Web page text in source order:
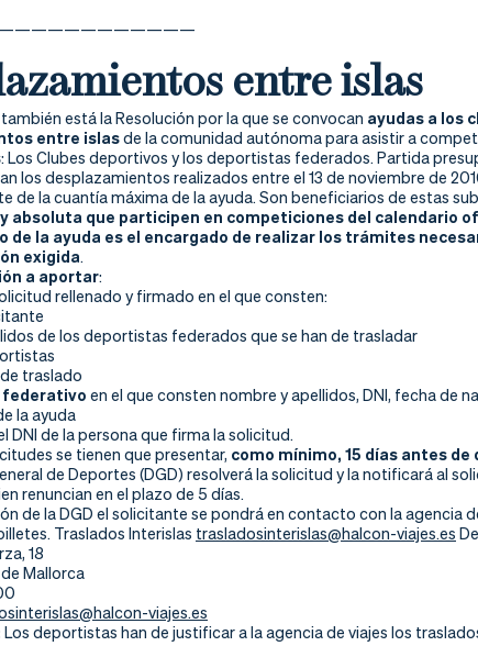
entre islas
está la Resolución por la que se convocan ayudas a los
entre islasde la comunidad autónoma para asistir a
: Los Clubes deportivos y los deportistas federados. Partida
los desplazamientos realizados entre el 13 de noviembre de
de la cuantía máxima de la ayuda. Son beneficiarios de estas
absoluta que participen en competiciones del calendario
de la ayuda es el encargado de realizar los trámites
exigida.
a aportar:
rellenado y firmado en el que consten:
de los deportistas federados que se han de trasladar
traslado
en el que consten nombre y apellidos, DNI, fecha de
la ayuda
DNI de la persona que firma la solicitud.
se tienen que presentar, como mínimo, 15 días antes
de Deportes (DGD) resolverá la solicitud y la notificará al
renuncian en el plazo de 5 días.
de la DGD el solicitante se pondrá en contacto con la agencia
Traslados Interislas trasladosinterislas@halcon-viajes.es
18
Mallorca
viajes.es
Los deportistas han de justificar a la agencia de viajes los